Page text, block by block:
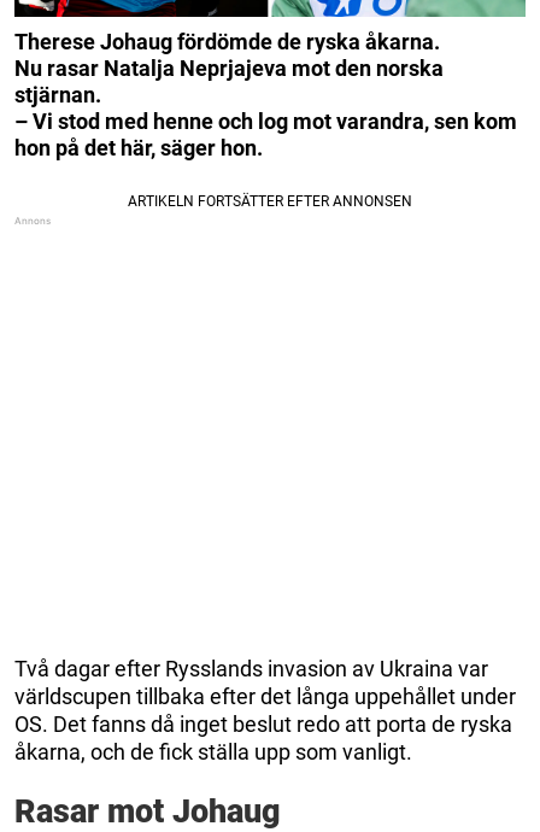
Therese Johaug fördömde de ryska åkarna.
Nu rasar Natalja Neprjajeva mot den norska
stjärnan.
– Vi stod med henne och log mot varandra, sen kom
hon på det här, säger hon.
Två dagar efter Rysslands invasion av Ukraina var
världscupen tillbaka efter det långa uppehållet under
OS. Det fanns då inget beslut redo att porta de ryska
åkarna, och de fick ställa upp som vanligt.
Rasar mot Johaug